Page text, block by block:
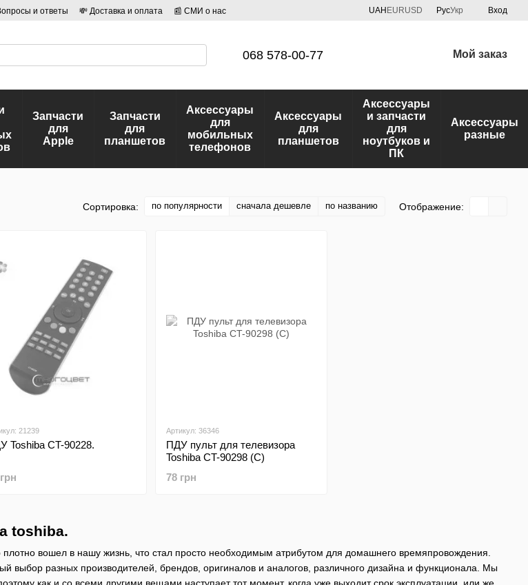
и ответы 💸 Доставка и оплата
📰 СМИ о нас
UAH EURUSD РусУкр Вход
068 578-00-77 Мой заказ
Запчасти
для
Apple
Запчасти
для
планшетов
Аксессуары
для
мобильных
телефонов
Аксессуары
для
планшетов
Аксессуары
и запчасти
для
ноутбуков и
ПК
Аксессуары
разные
Сортировка: по популярности сначала дешевле по названию Отображение:
toshiba.
плотно вошел в нашу жизнь, что стал просто необходимым атрибутом для домашнего времяпровождения.
выбор разных производителей, брендов, оригиналов и аналогов, различного дизайна и функционала. Мы
21239
Toshiba CT-90228.
Артикул: 36346
ПДУ пульт для телевизора
Toshiba CT-90298 (C)
78 грн